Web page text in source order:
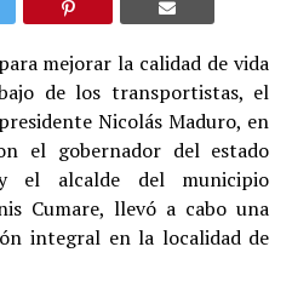
mejorar la calidad de vida
de los transportistas, el
Nicolás Maduro, en
el gobernador del estado
el alcalde del municipio
Cumare, llevó a cabo una
integral en la localidad de